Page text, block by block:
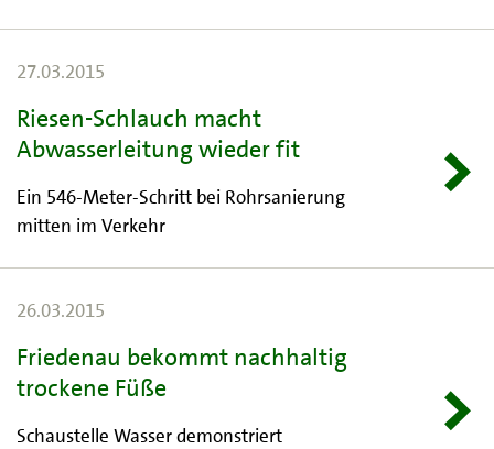
27.03.2015
Riesen-Schlauch macht
Abwasserleitung wieder fit
Ein 546-Meter-Schritt bei Rohrsanierung
mitten im Verkehr
26.03.2015
Friedenau bekommt nachhaltig
trockene Füße
Schaustelle Wasser demonstriert